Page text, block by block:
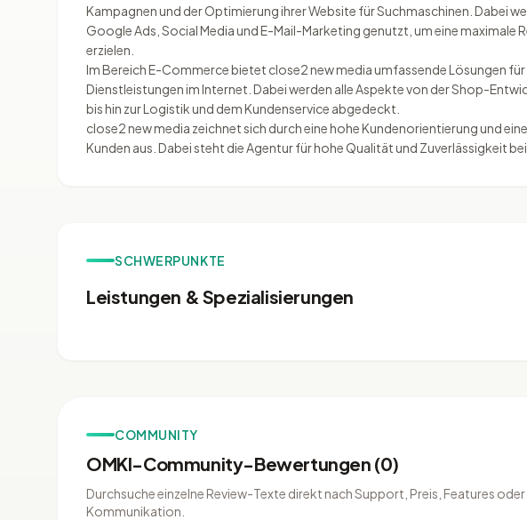
Kampagnen und der Optimierung ihrer Website für Suchmaschinen. Dabei
Google Ads, Social Media und E-Mail-Marketing genutzt, um eine maximale
erzielen.
Im Bereich E-Commerce bietet close2 new media umfassende Lösungen
Dienstleistungen im Internet. Dabei werden alle Aspekte von der Shop-
bis hin zur Logistik und dem Kundenservice abgedeckt.
close2 new media zeichnet sich durch eine hohe Kundenorientierung und
Kunden aus. Dabei steht die Agentur für hohe Qualität und Zuverlässigkeit
SCHWERPUNKTE
Leistungen & Spezialisierungen
COMMUNITY
OMKI-Community-Bewertungen (0)
Durchsuche einzelne Review-Texte direkt nach Support, Preis, Features oder
Kommunikation.